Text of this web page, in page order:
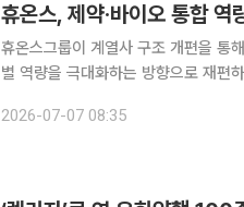
휴온스, 제약·바이오 통합
휴온스그룹이 계열사 구조 개편을 통
별 역량을 극대화하는 방향으로 재편하고 그
한 후 관련 절차를 마쳤다. 100% 자
2026-07-07 08:35